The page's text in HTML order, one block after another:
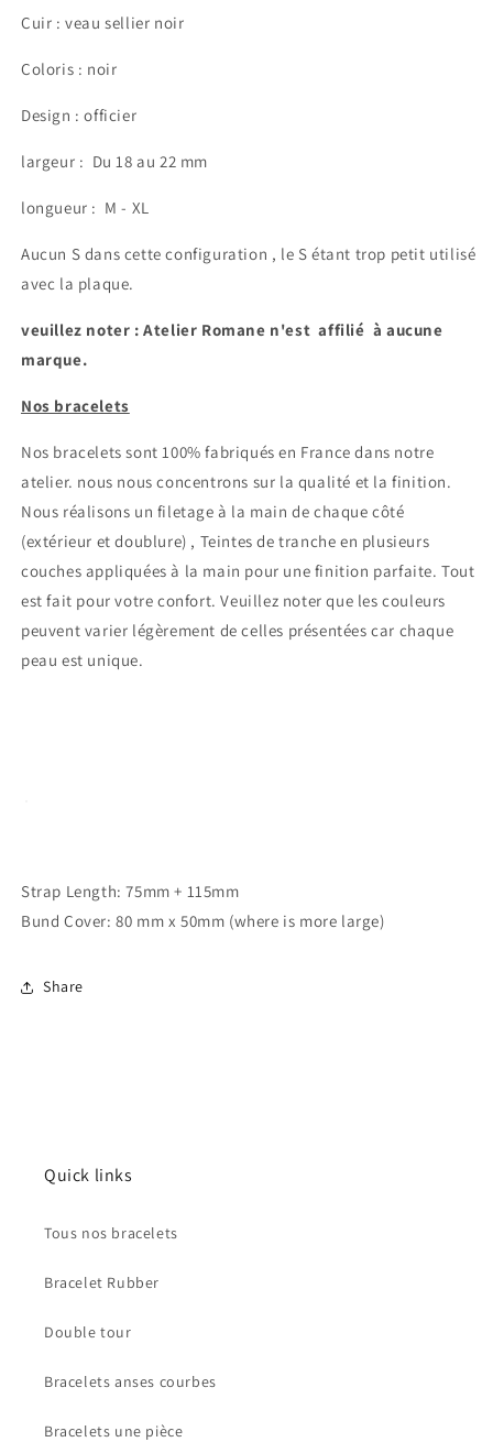
Cuir : veau sellier noir
Coloris : noir
Design : officier
largeur : Du 18 au 22 mm
longueur : M - XL
Aucun S dans cette configuration , le S étant trop petit utilisé
avec la plaque.
veuillez noter : Atelier Romane n'est affilié à aucune
marque.
Nos bracelets
Nos bracelets sont 100% fabriqués en France dans notre
atelier. nous nous concentrons sur la qualité et la finition.
Nous réalisons un filetage à la main de chaque côté
(extérieur et doublure) , Teintes de tranche en plusieurs
couches appliquées à la main pour une finition parfaite. Tout
est fait pour votre confort. Veuillez noter que les couleurs
peuvent varier légèrement de celles présentées car chaque
peau est unique.
Strap Length: 75mm + 115mm
Bund Cover: 80 mm x 50mm (where is more large)
Share
Quick links
Tous nos bracelets
Bracelet Rubber
Double tour
Bracelets anses courbes
Bracelets une pièce
Se connecter